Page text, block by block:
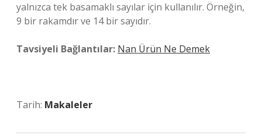
yalnızca tek basamaklı sayılar için kullanılır. Örneğin,
9 bir rakamdır ve 14 bir sayıdır.
Tavsiyeli Bağlantılar: Nan Ürün Ne Demek
Tarih: Makaleler